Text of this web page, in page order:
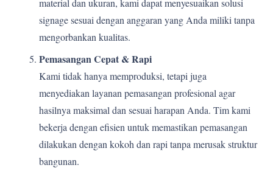
material dan ukuran, kami dapat menyesuaikan solusi
signage sesuai dengan anggaran yang Anda miliki tanpa
mengorbankan kualitas.
Pemasangan Cepat & Rapi
Kami tidak hanya memproduksi, tetapi juga
menyediakan layanan pemasangan profesional agar
hasilnya maksimal dan sesuai harapan Anda. Tim kami
bekerja dengan efisien untuk memastikan pemasangan
dilakukan dengan kokoh dan rapi tanpa merusak struktur
bangunan.